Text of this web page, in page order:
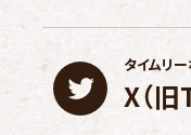
X（
タイムリ